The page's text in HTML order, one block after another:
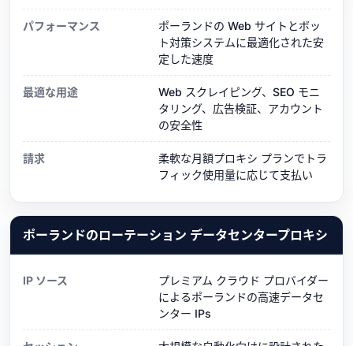
パフォーマンス
ポーランドの Web サイトとボッ
ト対策システムに最適化された安
定した速度
最適な用途
Web スクレイピング、SEO モニ
タリング、広告検証、アカウント
の安全性
請求
柔軟な月額プロキシ プランでトラ
フィック使用量に応じて支払い
ポーランドのローテーション データセンタープロキシ
IP ソース
プレミアム クラウド プロバイダー
によるポーランドの高速データセ
ンター IPs